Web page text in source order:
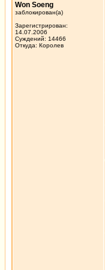
Won Soeng
заблокирован(а)
Зарегистрирован:
14.07.2006
Суждений: 14466
Откуда: Королев